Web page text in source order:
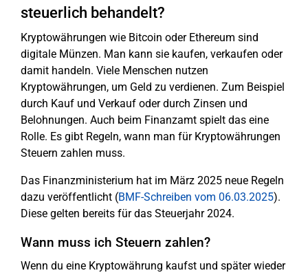
steuerlich behandelt?
Kryptowährungen wie Bitcoin oder Ethereum sind
digitale Münzen. Man kann sie kaufen, verkaufen oder
damit handeln. Viele Menschen nutzen
Kryptowährungen, um Geld zu verdienen. Zum Beispiel
durch Kauf und Verkauf oder durch Zinsen und
Belohnungen. Auch beim Finanzamt spielt das eine
Rolle. Es gibt Regeln, wann man für Kryptowährungen
Steuern zahlen muss.
Das Finanzministerium hat im März 2025 neue Regeln
dazu veröffentlicht (BMF-Schreiben vom 06.03.2025).
Diese gelten bereits für das Steuerjahr 2024.
Wann muss ich Steuern zahlen?
Wenn du eine Kryptowährung kaufst und später wieder